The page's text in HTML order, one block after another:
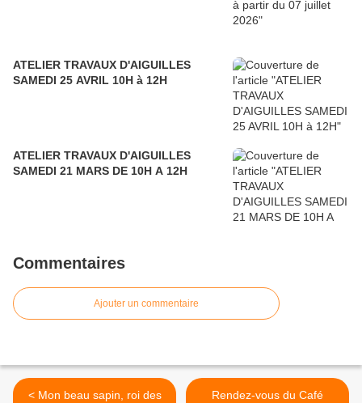
ATELIER TRAVAUX D'AIGUILLES
SAMEDI 25 AVRIL 10H à 12H
ATELIER TRAVAUX D'AIGUILLES
SAMEDI 21 MARS DE 10H A 12H
Commentaires
Ajouter un commentaire
< Mon beau sapin, roi des
Rendez-vous du Café